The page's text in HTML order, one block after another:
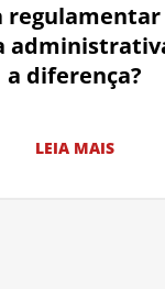
regulamentar
a diferença?
LEIA MAIS